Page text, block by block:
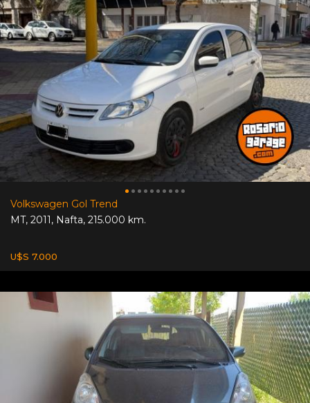
Volkswagen Gol Trend
MT, 2011, Nafta, 215.000 km.
U$S 7.000